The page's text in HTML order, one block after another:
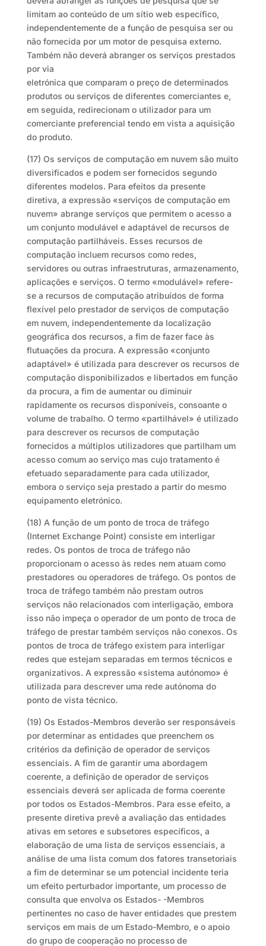
limitam ao conteúdo de um sítio web específico,
independentemente de a função de pesquisa ser ou
não fornecida por um motor de pesquisa externo.
Também não deverá abranger os serviços prestados
por via
eletrónica que comparam o preço de determinados
produtos ou serviços de diferentes comerciantes e,
em seguida, redirecionam o utilizador para um
comerciante preferencial tendo em vista a aquisição
do produto.
(17) Os serviços de computação em nuvem são muito
diversificados e podem ser fornecidos segundo
diferentes modelos. Para efeitos da presente
diretiva, a expressão «serviços de computação em
nuvem» abrange serviços que permitem o acesso a
um conjunto modulável e adaptável de recursos de
computação partilháveis. Esses recursos de
computação incluem recursos como redes,
servidores ou outras infraestruturas, armazenamento,
aplicações e serviços. O termo «modulável» refere-
se a recursos de computação atribuídos de forma
flexível pelo prestador de serviços de computação
em nuvem, independentemente da localização
geográfica dos recursos, a fim de fazer face às
flutuações da procura. A expressão «conjunto
adaptável» é utilizada para descrever os recursos de
computação disponibilizados e libertados em função
da procura, a fim de aumentar ou diminuir
rapidamente os recursos disponíveis, consoante o
volume de trabalho. O termo «partilhável» é utilizado
para descrever os recursos de computação
fornecidos a múltiplos utilizadores que partilham um
acesso comum ao serviço mas cujo tratamento é
efetuado separadamente para cada utilizador,
embora o serviço seja prestado a partir do mesmo
equipamento eletrónico.
(18) A função de um ponto de troca de tráfego
(Internet Exchange Point) consiste em interligar
redes. Os pontos de troca de tráfego não
proporcionam o acesso às redes nem atuam como
prestadores ou operadores de tráfego. Os pontos de
troca de tráfego também não prestam outros
serviços não relacionados com interligação, embora
isso não impeça o operador de um ponto de troca de
tráfego de prestar também serviços não conexos. Os
pontos de troca de tráfego existem para interligar
redes que estejam separadas em termos técnicos e
organizativos. A expressão «sistema autónomo» é
utilizada para descrever uma rede autónoma do
ponto de vista técnico.
(19) Os Estados-Membros deverão ser responsáveis
por determinar as entidades que preenchem os
critérios da definição de operador de serviços
essenciais. A fim de garantir uma abordagem
coerente, a definição de operador de serviços
essenciais deverá ser aplicada de forma coerente
por todos os Estados-Membros. Para esse efeito, a
presente diretiva prevê a avaliação das entidades
ativas em setores e subsetores específicos, a
elaboração de uma lista de serviços essenciais, a
análise de uma lista comum dos fatores transetoriais
a fim de determinar se um potencial incidente teria
um efeito perturbador importante, um processo de
consulta que envolva os Estados- -Membros
pertinentes no caso de haver entidades que prestem
serviços em mais de um Estado-Membro, e o apoio
do grupo de cooperação no processo de